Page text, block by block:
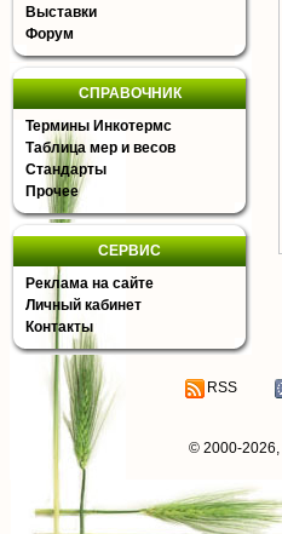
Выставки
Форум
СПРАВОЧНИК
Термины Инкотермс
Таблица мер и весов
Стандарты
Прочее
СЕРВИС
Реклама на сайте
Личный кабинет
Контакты
RSS
© 2000-2026,